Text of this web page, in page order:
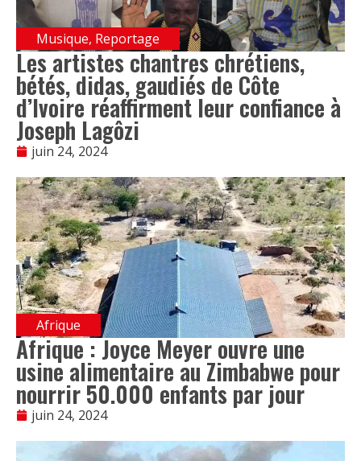
Musique, Reportage
Les artistes chantres chrétiens,
bétés, didas, gaudiés de Côte
d’Ivoire réaffirment leur confiance à
Joseph Lagôzi
juin 24, 2024
Afrique
Afrique : Joyce Meyer ouvre une
usine alimentaire au Zimbabwe pour
nourrir 50.000 enfants par jour
juin 24, 2024